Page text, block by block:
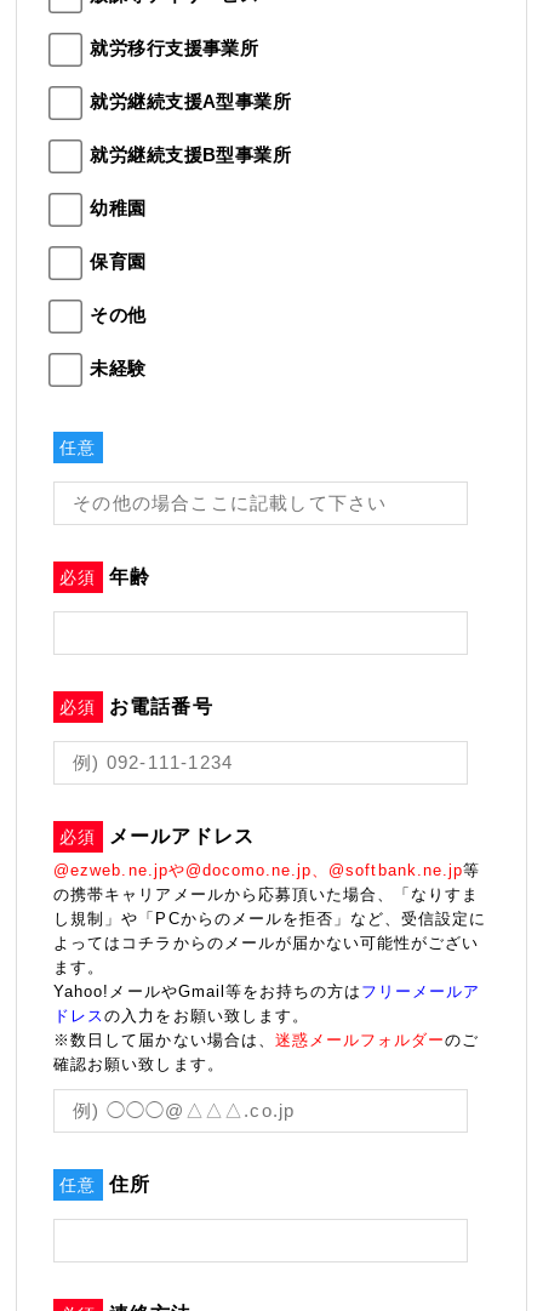
就労移行支援事業所
就労継続支援A型事業所
就労継続支援B型事業所
幼稚園
保育園
その他
未経験
任意
必須 年齢
必須 お電話番号
必須 メールアドレス
@ezweb.ne.jpや@docomo.ne.jp、@softbank.ne.jp等
の携帯キャリアメールから応募頂いた場合、「なりすま
し規制」や「PCからのメールを拒否」など、受信設定に
よってはコチラからのメールが届かない可能性がござい
ます。
Yahoo!メールやGmail等をお持ちの方は フリーメールア
ドレスの入力をお願い致します。
※数日して届かない場合は、 迷惑メールフォルダーのご
確認お願い致します。
任意 住所